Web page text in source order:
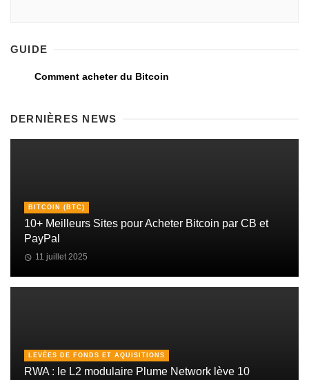
GUIDE
Comment acheter du Bitcoin
DERNIÈRES NEWS
BITCOIN (BTC)
10+ Meilleurs Sites pour Acheter Bitcoin par CB et
PayPal
11 juillet 2025
LEVÉES DE FONDS ET AQUISITIONS
RWA : le L2 modulaire Plume Network lève 10